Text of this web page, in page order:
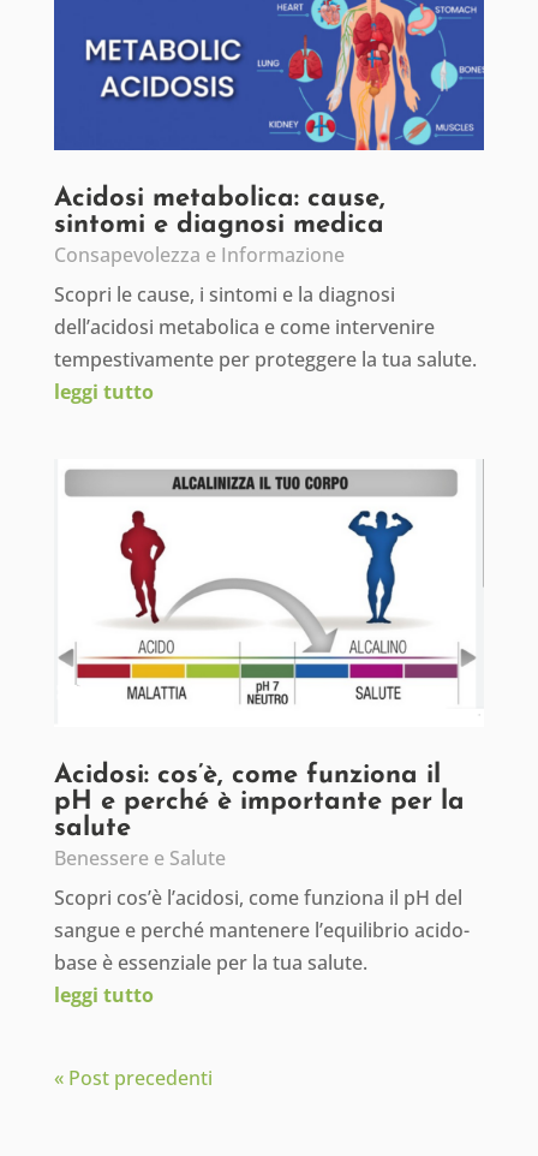
Acidosi metabolica: cause,
sintomi e diagnosi medica
Consapevolezza e Informazione
Scopri le cause, i sintomi e la diagnosi
dell’acidosi metabolica e come intervenire
tempestivamente per proteggere la tua salute.
leggi tutto
Acidosi: cos’è, come funziona il
pH e perché è importante per la
salute
Benessere e Salute
Scopri cos’è l’acidosi, come funziona il pH del
sangue e perché mantenere l’equilibrio acido-
base è essenziale per la tua salute.
leggi tutto
« Post precedenti